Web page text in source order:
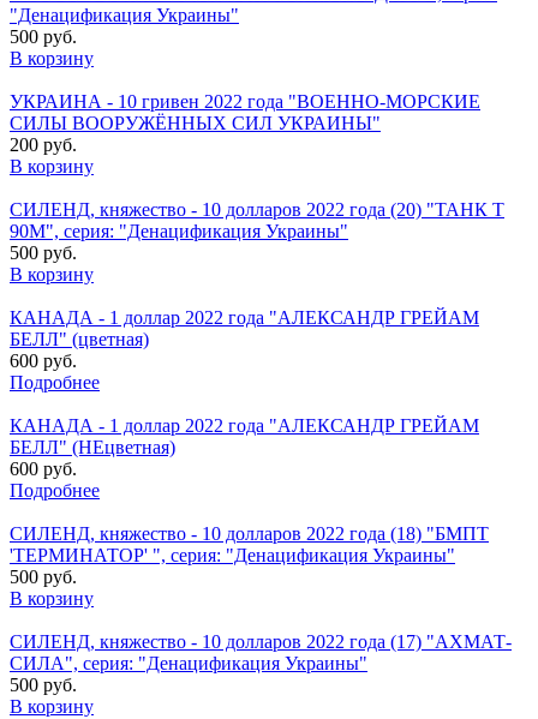
"Денацификация Украины"
500 руб.
В корзину
УКРАИНА - 10 гривен 2022 года "ВОЕННО-МОРСКИЕ
СИЛЫ ВООРУЖЁННЫХ СИЛ УКРАИНЫ"
200 руб.
В корзину
СИЛЕНД, княжество - 10 долларов 2022 года (20) "ТАНК Т
90М", серия: "Денацификация Украины"
500 руб.
В корзину
КАНАДА - 1 доллар 2022 года "АЛЕКСАНДР ГРЕЙАМ
БЕЛЛ" (цветная)
600 руб.
Подробнее
КАНАДА - 1 доллар 2022 года "АЛЕКСАНДР ГРЕЙАМ
БЕЛЛ" (НЕцветная)
600 руб.
Подробнее
СИЛЕНД, княжество - 10 долларов 2022 года (18) "БМПТ
'ТЕРМИНАТОР' ", серия: "Денацификация Украины"
500 руб.
В корзину
СИЛЕНД, княжество - 10 долларов 2022 года (17) "АХМАТ-
СИЛА", серия: "Денацификация Украины"
500 руб.
В корзину